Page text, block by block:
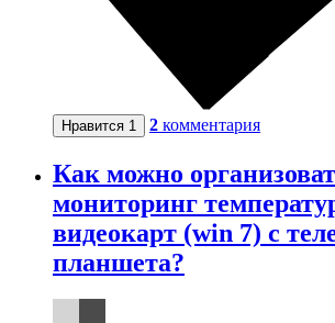
Нравится 1 2 комментария
Как можно
мониторинг
видеокарт (win 7) с
планшета?